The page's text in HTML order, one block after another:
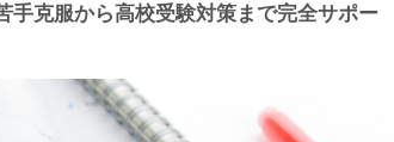
手克服から高校受験対策まで完全サポー